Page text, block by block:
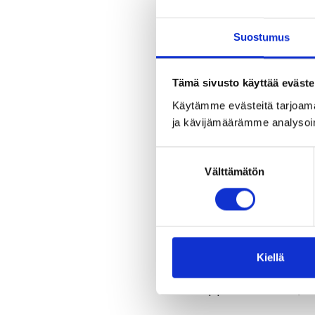
Suostumus
Tämä sivusto käyttää
Käytämme evästeitä
ja kävijämäärämme
Välttämätön
Kiellä
Special
-language
-special courses
architecture and a
-applied courses,